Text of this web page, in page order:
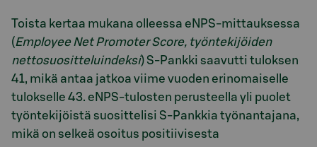
Toista kertaa mukana olleessa eNPS-mittauksessa
(Employee Net Promoter Score, työntekijöiden
nettosuositteluindeksi) S-Pankki saavutti tuloksen
41, mikä antaa jatkoa viime vuoden erinomaiselle
tulokselle 43. eNPS-tulosten perusteella yli puolet
työntekijöistä suosittelisi S-Pankkia työnantajana,
mikä on selkeä osoitus positiivisesta